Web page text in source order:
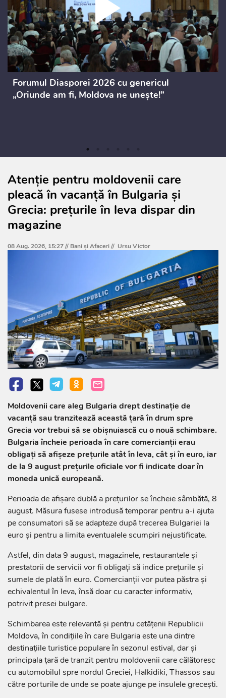
Forumul Diasporei 2026 cu genericul
„Oriunde am fi, Moldova ne unește!”
Atenție pentru moldovenii care
pleacă în vacanță în Bulgaria și
Grecia: prețurile în leva dispar din
magazine
08 Aug. 2026, 15:27 // Bani și Afaceri// Ursu Victor
Moldovenii care aleg Bulgaria drept destinație de
vacanță sau tranzitează această țară în drum spre
Grecia vor trebui să se obișnuiască cu o nouă schimbare.
Bulgaria încheie perioada în care comercianții erau
obligați să afișeze prețurile atât în leva, cât și în euro, iar
de la 9 august prețurile oficiale vor fi indicate doar în
moneda unică europeană.
Perioada de afișare dublă a prețurilor se încheie sâmbătă, 8
august. Măsura fusese introdusă temporar pentru a-i ajuta
pe consumatori să se adapteze după trecerea Bulgariei la
euro și pentru a limita eventualele scumpiri nejustificate.
Astfel, din data 9 august, magazinele, restaurantele și
prestatorii de servicii vor fi obligați să indice prețurile și
sumele de plată în euro. Comercianții vor putea păstra și
echivalentul în leva, însă doar cu caracter informativ,
potrivit presei bulgare.
Schimbarea este relevantă și pentru cetățenii Republicii
Moldova, în condițiile în care Bulgaria este una dintre
destinațiile turistice populare în sezonul estival, dar și
principala țară de tranzit pentru moldovenii care călătoresc
cu automobilul spre nordul Greciei, Halkidiki, Thassos sau
către porturile de unde se poate ajunge pe insulele grecești.